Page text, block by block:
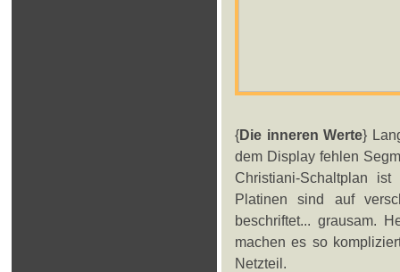
{Die inneren Werte}
dem Display fehlen
Christiani-Schaltplan
Platinen sind auf
beschriftet... grausam.
machen es so
Netzteil.